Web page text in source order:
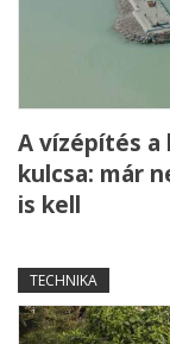
A vízépítés a
kulcsa: már
is kell
TECHNIKA